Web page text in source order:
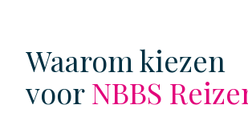
Waarom kiezen
voorNBBS